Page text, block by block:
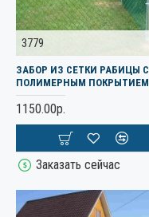
3779
ЗАБОР ИЗ СЕТКИ РАБИЦЫ С
ПОЛИМЕРНЫМ ПОКРЫТИЕМ
1150.00р.
Заказать сейчас